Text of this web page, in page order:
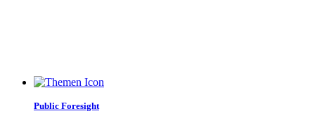
Public Foresight